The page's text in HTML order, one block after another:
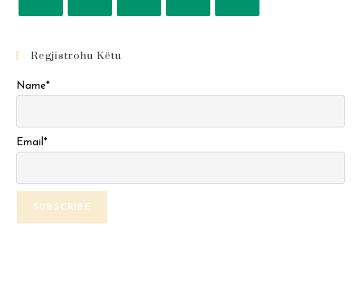
Regjistrohu Këtu
Name*
Email*